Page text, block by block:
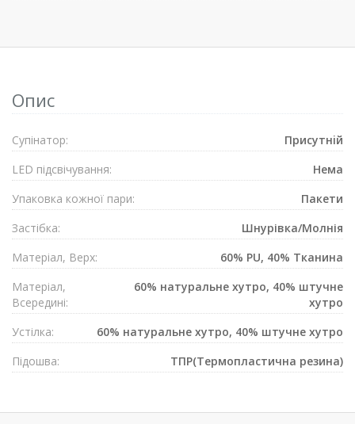
Опис
Супiнатор:
Присутнiй
LED підсвічування:
Нема
Упаковка кожної пари:
Пакети
Застібка:
Шнурівка/Mолнія
Матеріал, Верх:
60% PU, 40% Тканина
Матеріал,
Всередині:
60% натуральне хутро, 40% штучне
хутро
Устілка:
60% натуральне хутро, 40% штучне хутро
Підошва:
ТПР(Термопластична резина)